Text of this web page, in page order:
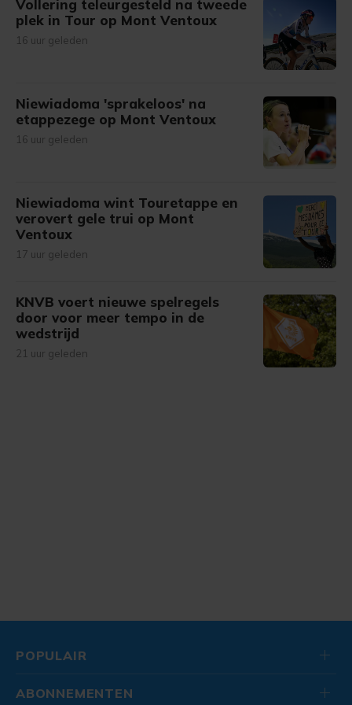
Vollering teleurgesteld na tweede
plek in Tour op Mont Ventoux
16 uur geleden
Niewiadoma 'sprakeloos' na
etappezege op Mont Ventoux
16 uur geleden
Niewiadoma wint Touretappe en
verovert gele trui op Mont
Ventoux
17 uur geleden
KNVB voert nieuwe spelregels
door voor meer tempo in de
wedstrijd
21 uur geleden
POPULAIR
ABONNEMENTEN